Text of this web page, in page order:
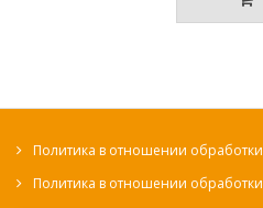
Политика в отношении
Политика в отношении